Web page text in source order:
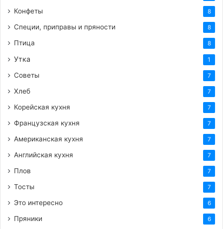
Конфеты 8
Специи, приправы и пряности 8
Птица 8
Утка 1
Советы 7
Хлеб 7
Корейская кухня 7
Французская кухня 7
Американская кухня 7
Английская кухня 7
Плов 7
Тосты 7
Это интересно 6
Пряники 6